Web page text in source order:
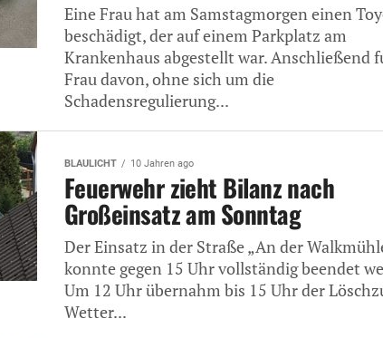
Eine Frau hat am Samstagmorgen einen
beschädigt, der auf einem Parkplatz am
Krankenhaus abgestellt war. Anschließend
Frau davon, ohne sich um die
Schadensregulierung...
BLAULICHT 10 Jahren ago
Feuerwehr zieht Bilanz nach
Großeinsatz am Sonntag
Der Einsatz in der Straße „An der
konnte gegen 15 Uhr vollständig beendet
Um 12 Uhr übernahm bis 15 Uhr der
Wetter...